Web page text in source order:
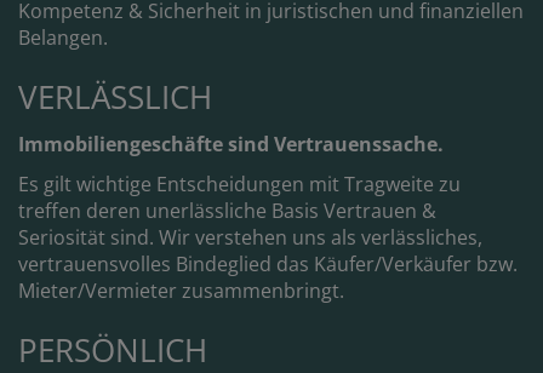
Kompetenz & Sicherheit in juristischen und finanziellen
Belangen.
VERLÄSSLICH
Immobiliengeschäfte sind Vertrauenssache.
Es gilt wichtige Entscheidungen mit Tragweite zu
treffen deren unerlässliche Basis Vertrauen &
Seriosität sind. Wir verstehen uns als verlässliches,
vertrauensvolles Bindeglied das Käufer/Verkäufer bzw.
Mieter/Vermieter zusammenbringt.
PERSÖNLICH